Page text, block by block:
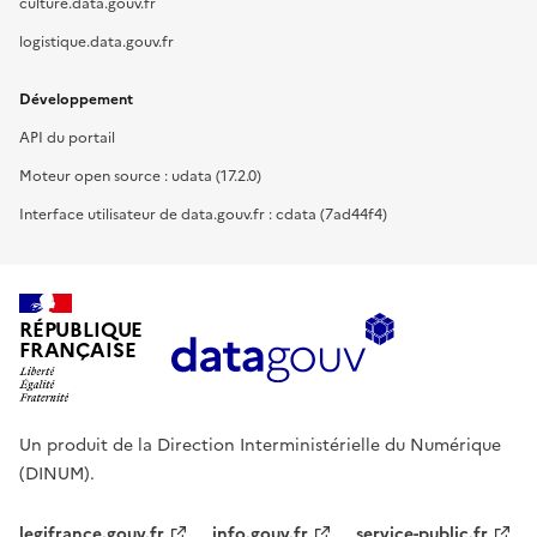
logistique.data.gouv.fr
Développement
API du portail
Moteur open source : udata (17.2.0)
Interface utilisateur de data.gouv.fr : cdata (7ad44f4)
RÉPUBLIQUE
FRANÇAISE
Un produit de la Direction Interministérielle du Numérique
(DINUM).